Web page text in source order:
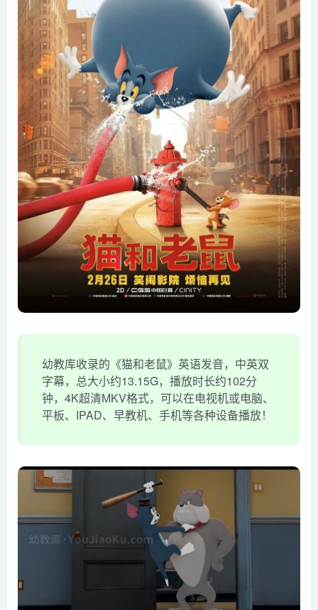
幼教库收录的《猫和老鼠》英语发音，中英双
字幕，总大小约13.15G，播放时长约102分
钟，4K超清MKV格式，可以在电视机或电脑、
平板、IPAD、早教机、手机等各种设备播放！